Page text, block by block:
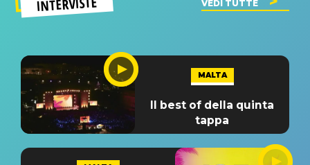
VEDI TUTTE
MALTA
Il best of della quinta
tappa